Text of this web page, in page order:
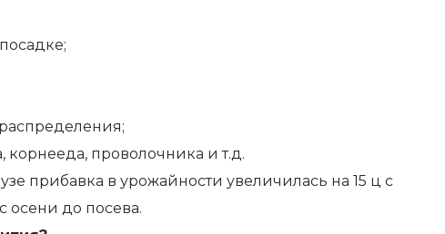
проволочника и т.д.
прибавка в урожайности увеличилась на 15 ц с
осени до посева.